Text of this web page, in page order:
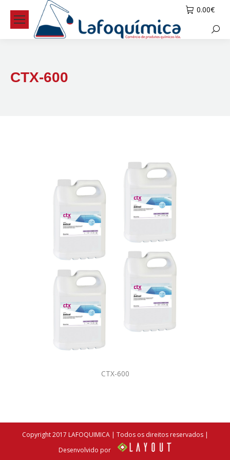
0.00€
CTX-600
CTX-600
Copyright 2017 LAFOQUIMICA | Todos os direitos reservados |
Desenvolvido por